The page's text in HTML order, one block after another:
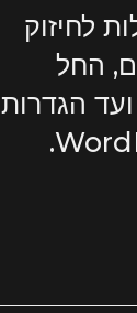
לחיזוק
החל
הגדרות